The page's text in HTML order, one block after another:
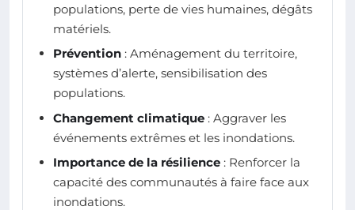
populations, perte de vies humaines, dégâts
matériels.
Prévention : Aménagement du territoire,
systèmes d’alerte, sensibilisation des
populations.
Changement climatique : Aggraver les
événements extrêmes et les inondations.
Importance de la résilience : Renforcer la
capacité des communautés à faire face aux
inondations.